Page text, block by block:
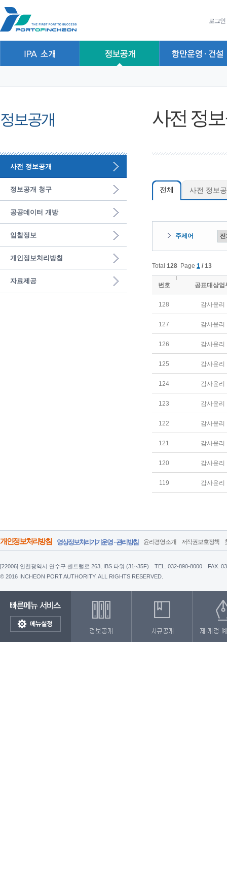
로그인
정보공개
사전 정보공개
정보공개 청구
공공데이터 개방
입찰정보
개인정보처리방침
자료제공
사전 정
전체 사전 정보
주제어
Total 128 Page 1 / 13
번호 공표대상업
128 감사윤리
127 감사윤리
126 감사윤리
125 감사윤리
124 감사윤리
123 감사윤리
122 감사윤리
121 감사윤리
120 감사윤리
119 감사윤리
개인정보처리방침 영상정보처리기기운영 · 관리방침 윤리경영소개 저작권보호정책
[22006] 인천광역시 연수구 센트럴로 263, IBS 타워 (31~35F) TEL. 032-890-8000
FAX.
© 2016 INCHEON PORT AUTHORITY. ALL RIGHTS RESERVED.